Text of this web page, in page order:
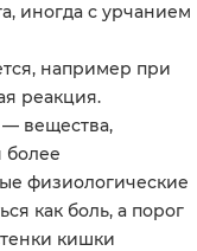
иногда с урчанием
например при
реакция.
вещества,
более
физиологические
как боль, а порог
кишки